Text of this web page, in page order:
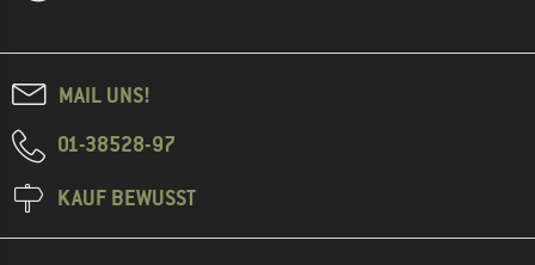
MAIL UNS!
01-38528-97
KAUF BEWUSST